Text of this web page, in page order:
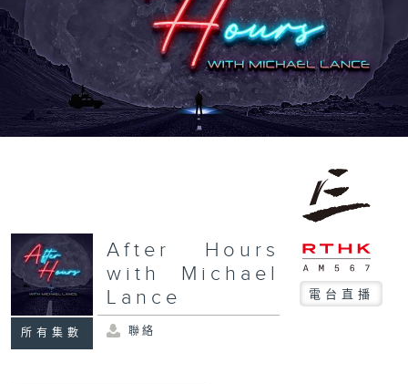
所有集數
After Hours
with Michael
Lance
電台直播
聯絡